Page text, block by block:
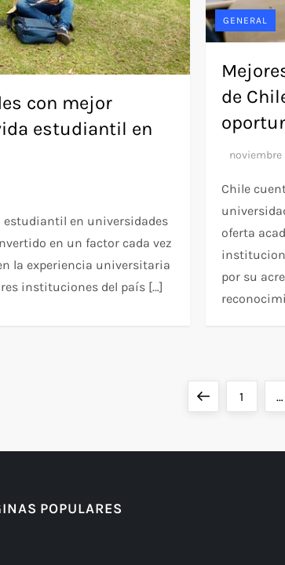
con mejor
estudiantil en
estudiantil en universidades
en un factor cada vez
la experiencia universitaria
instituciones del país […]
GENERAL
de
Chile
oferta
por su
PreviousPage
1 …
POPULARES